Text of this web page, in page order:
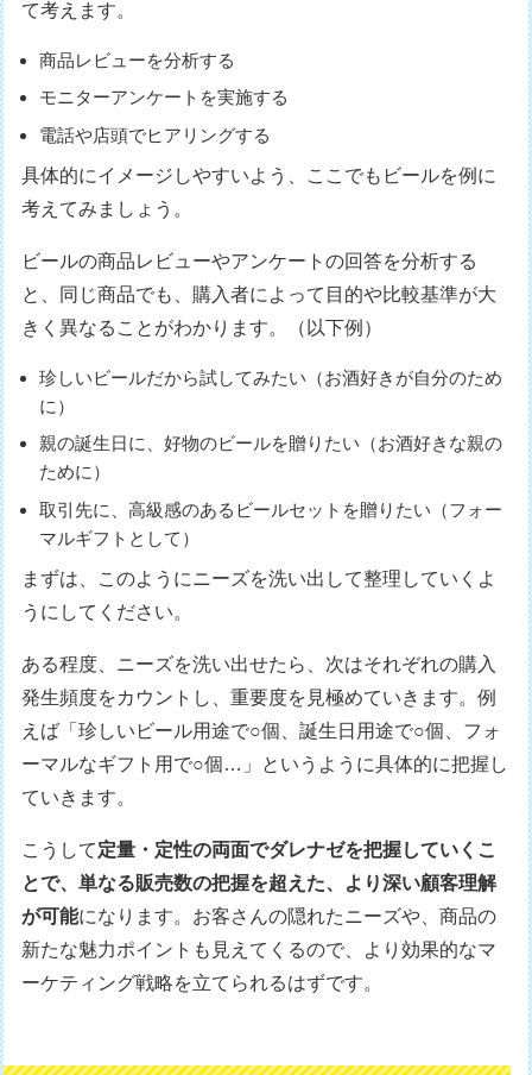
て考えます。
商品レビューを分析する
モニターアンケートを実施する
電話や店頭でヒアリングする
具体的にイメージしやすいよう、ここでもビールを例に
考えてみましょう。
ビールの商品レビューやアンケートの回答を分析する
と、同じ商品でも、購入者によって目的や比較基準が大
きく異なることがわかります。（以下例）
珍しいビールだから試してみたい（お酒好きが自分のため
に）
親の誕生日に、好物のビールを贈りたい（お酒好きな親の
ために）
取引先に、高級感のあるビールセットを贈りたい（フォー
マルギフトとして）
まずは、このようにニーズを洗い出して整理していくよ
うにしてください。
ある程度、ニーズを洗い出せたら、次はそれぞれの購入
発生頻度をカウントし、重要度を見極めていきます。例
えば「珍しいビール用途で○個、誕生日用途で○個、フォ
ーマルなギフト用で○個…」というように具体的に把握し
ていきます。
こうして定量・定性の両面でダレナゼを把握していくこ
とで、単なる販売数の把握を超えた、より深い顧客理解
が可能になります。お客さんの隠れたニーズや、商品の
新たな魅力ポイントも見えてくるので、より効果的なマ
ーケティング戦略を立てられるはずです。